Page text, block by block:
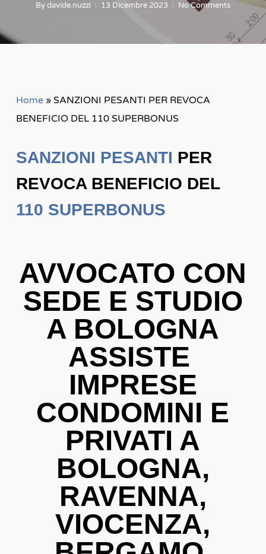
Bydavide.nuzzi 13 Dicembre 2023 No Comments
Home» SANZIONI PESANTI PER REVOCA
BENEFICIO DEL 110 SUPERBONUS
SANZIONI PESANTI PER
REVOCA BENEFICIO DEL
110 SUPERBONUS
AVVOCATO CON
SEDE E STUDIO
A BOLOGNA
ASSISTE
IMPRESE
CONDOMINI E
PRIVATI A
BOLOGNA,
RAVENNA,
VIOCENZA,